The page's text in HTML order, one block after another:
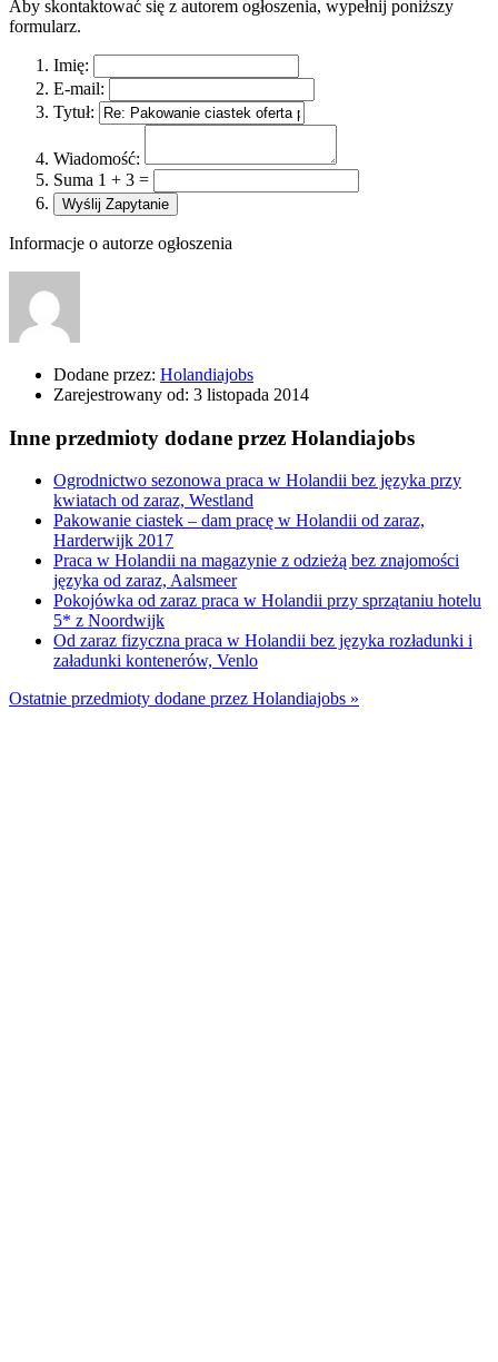
Aby skontaktować się z autorem ogłoszenia, wypełnij poniższy
formularz.
Imię:
E-mail:
Tytuł:
Wiadomość:
Suma 1 + 3 =
Informacje o autorze ogłoszenia
Dodane przez: Holandiajobs
Zarejestrowany od: 3 listopada 2014
Inne przedmioty dodane przez Holandiajobs
Ogrodnictwo sezonowa praca w Holandii bez języka przy
kwiatach od zaraz, Westland
Pakowanie ciastek – dam pracę w Holandii od zaraz,
Harderwijk 2017
Praca w Holandii na magazynie z odzieżą bez znajomości
języka od zaraz, Aalsmeer
Pokojówka od zaraz praca w Holandii przy sprzątaniu hotelu
5* z Noordwijk
Od zaraz fizyczna praca w Holandii bez języka rozładunki i
załadunki kontenerów, Venlo
Ostatnie przedmioty dodane przez Holandiajobs »